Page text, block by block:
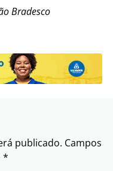
Bradesco
publicado. Campos
*